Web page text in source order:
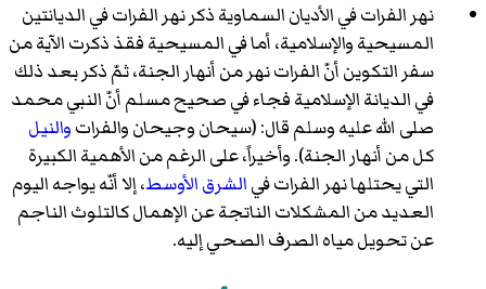
نهر الفرات في الأديان السماوية ذكر نهر الفرات في الديانتين
المسيحية والإسلامية، أما في المسيحية فقذ ذكرت الآية من
سفر التكوين أنّ الفرات نهر من أنهار الجنة، ثمّ ذكر بعد ذلك
في الديانة الإسلامية فجاء في صحيح مسلم أنّ النبي محمد
صلى الله عليه وسلم قال: (سيحان وجيحان والفراتوالنيل
كل من أنهار الجنة). وأخيراً، على الرغم من الأهمية الكبيرة
التي يحتلها نهر الفرات فيالشرق الأوسط، إلا أنّه يواجه اليوم
العديد من المشكلات الناتجة عن الإهمال كالتلوث الناجم
عن تحويل مياه الصرف الصحي إليه.